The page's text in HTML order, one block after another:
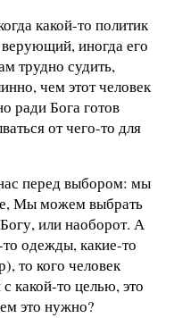
какой-то политик
иногда его
трудно судить,
чем этот человек
ради Бога готов
от чего-то для
перед выбором: мы
Мы можем выбрать
или наоборот. А
то одежды, какие-то
то кого человек
какой-то целью, это
это нужно?